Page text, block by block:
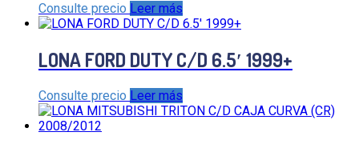
Consulte precio Leer más
LONA FORD DUTY C/D 6.5′ 1999+
Consulte precio Leer más